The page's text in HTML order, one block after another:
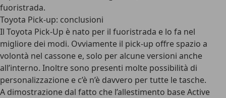
fuoristrada.
Toyota Pick-up: conclusioni
Il Toyota Pick-Up è nato per il fuoristrada e lo fa nel
migliore dei modi. Ovviamente il pick-up offre spazio a
volontà nel cassone e, solo per alcune versioni anche
all’interno. Inoltre sono presenti molte possibilità di
personalizzazione e c’è n’è davvero per tutte le tasche.
A dimostrazione dal fatto che l’allestimento base Active